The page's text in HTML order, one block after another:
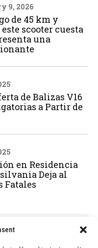
9, 2026
de 45 km y
scooter cuesta
una
de Balizas V16
a Partir de
en Residencia
Deja al
Fatales